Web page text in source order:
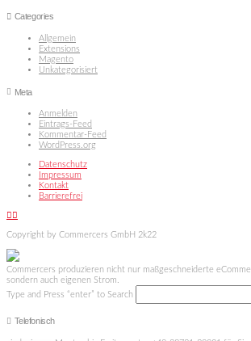
Categories
Allgemein
Extensions
Magento
Unkategorisiert
Meta
Anmelden
Eintrags-Feed
Kommentar-Feed
WordPress.org
Datenschutz
Impressum
Kontakt
Barrierefrei
Facebook
Copyright by Commercers GmbH 2k22
Commercers produzieren nicht nur maßgeschneiderte
sondern auch eigenen Strom.
Type and Press “enter” to Search
Telefonisch